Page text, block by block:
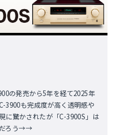
の発売から5年を経て2025年
3900も完成度が高く透明感や
に驚かされたが「C-3900S」は
だろう→→